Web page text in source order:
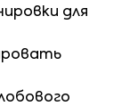
для